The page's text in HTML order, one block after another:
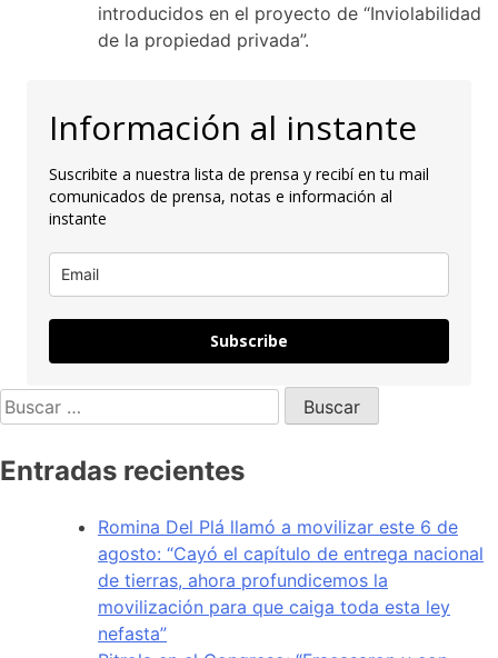
introducidos en el proyecto de “Inviolabilidad
de la propiedad privada”.
Información al instante
Suscribite a nuestra lista de prensa y recibí en tu mail
comunicados de prensa, notas e información al
instante
Subscribe
Entradas recientes
Romina Del Plá llamó a movilizar este 6 de
agosto: “Cayó el capítulo de entrega nacional
de tierras, ahora profundicemos la
movilización para que caiga toda esta ley
nefasta”